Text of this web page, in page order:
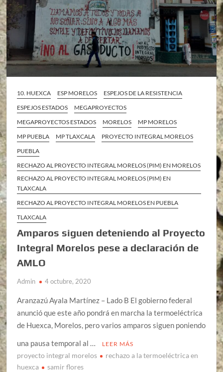
10. HUEXCA ESP MORELOS
ESPEJOS DE LA RESISTENCIA
ESPEJOS ESTADOS
MEGAPROYECTOS
MEGAPROYECTOS ESTADOS
MORELOS
MP MORELOS
MP PUEBLA
MP TLAXCALA
PROYECTO INTEGRAL MORELOS
PUEBLA
RECHAZO AL PROYECTO INTEGRAL MORELOS (PIM) EN MORELOS
RECHAZO AL PROYECTO INTEGRAL MORELOS (PIM) EN
TLAXCALA
RECHAZO AL PROYECTO INTEGRAL MORELOS EN PUEBLA
TLAXCALA
Amparos siguen deteniendo al Proyecto
Integral Morelos pese a declaración de
AMLO
Admin 4 octubre, 2020
Aranzazú Ayala Martínez – Lado B El gobierno federal
anunció que este año pondrá en marcha la termoeléctrica
de Huexca, Morelos, pero varios amparos siguen poniendo
una pausa temporal al …
LEER MÁS
proyecto integral morelos
rechazo a la termoeléctrica en
huexca
samir flores